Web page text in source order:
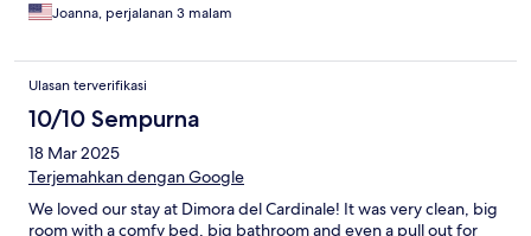
Joanna, perjalanan 3 malam
Ulasan terverifikasi
10/10 Sempurna
18 Mar 2025
Terjemahkan dengan Google
We loved our stay at Dimora del Cardinale! It was very clean, big
room with a comfy bed, big bathroom and even a pull out for